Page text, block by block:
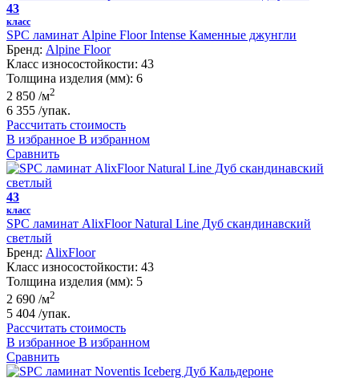
43
класс
SPC ламинат Alpine Floor Intense Каменные джунгли
Бренд: Alpine Floor
Класс износостойкости: 43
Толщина изделия (мм): 6
2 850 /м2
6 355 /упак.
Рассчитать стоимость
В избранное В избранном
Сравнить
43
класс
SPC ламинат AlixFloor Natural Line Дуб скандинавский
светлый
Бренд: AlixFloor
Класс износостойкости: 43
Толщина изделия (мм): 5
2 690 /м2
5 404 /упак.
Рассчитать стоимость
В избранное В избранном
Сравнить